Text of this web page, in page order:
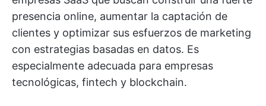
presencia online, aumentar la captación de
clientes y optimizar sus esfuerzos de marketing
con estrategias basadas en datos. Es
especialmente adecuada para empresas
tecnológicas, fintech y blockchain.